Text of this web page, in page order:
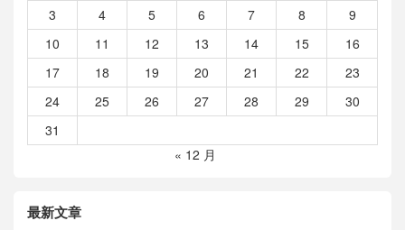
3
4 5 6 7 8
9
10
11 12 13 14 15
16
17
18 19 20 21 22
23
24
25 26 27 28 29
30
31
« 12 月
最新文章